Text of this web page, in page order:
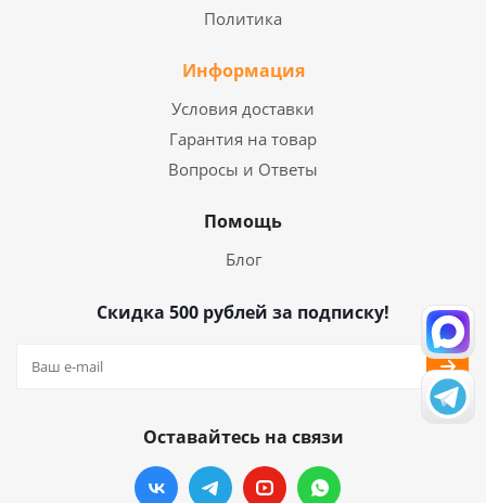
Политика
Информация
Условия доставки
Гарантия на товар
Вопросы и Ответы
Помощь
Блог
Скидка 500 рублей за подписку!
Оставайтесь на связи